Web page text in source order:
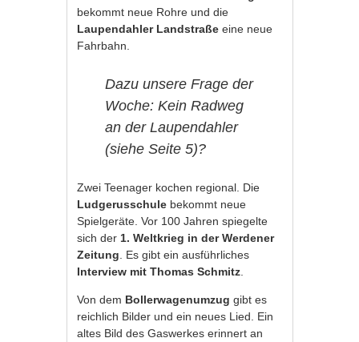
bekommt neue Rohre und die
Laupendahler Landstraße eine neue
Fahrbahn.
Dazu unsere Frage der
Woche: Kein Radweg
an der Laupendahler
(siehe Seite 5)?
Zwei Teenager kochen regional. Die
Ludgerusschule bekommt neue
Spielgeräte. Vor 100 Jahren spiegelte
sich der 1. Weltkrieg in der Werdener
Zeitung . Es gibt ein ausführliches
Interview mit Thomas Schmitz
Von dem Bollerwagenumzug gibt es
reichlich Bilder und ein neues Lied. Ein
altes Bild des Gaswerkes erinnert an